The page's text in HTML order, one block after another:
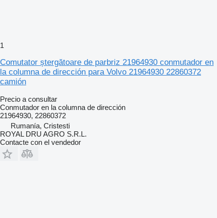
1
Comutator ștergătoare de parbriz 21964930 conmutador en
la columna de dirección para Volvo 21964930 22860372
camión
Precio a consultar
Conmutador en la columna de dirección
21964930, 22860372
Rumanía, Cristesti
ROYAL DRU AGRO S.R.L.
Contacte con el vendedor